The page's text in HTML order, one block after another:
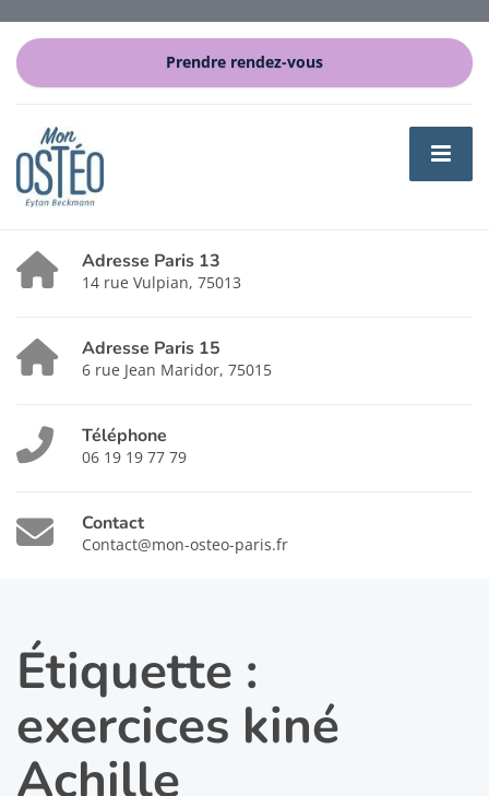
Prendre rendez-vous
Adresse Paris 13
14 rue Vulpian, 75013
Adresse Paris 15
6 rue Jean Maridor, 75015
Téléphone
06 19 19 77 79
Contact
Contact@mon-osteo-paris.fr
Étiquette :
exercices kiné
Achille